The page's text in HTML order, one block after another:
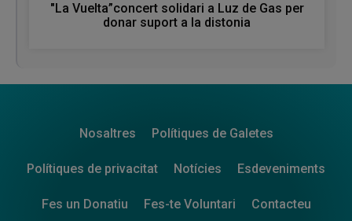
"La Vuelta”concert solidari a Luz de Gas per
donar suport a la distonia
Nosaltres Polítiques de Galetes
Polítiques de privacitat Notícies Esdeveniments
Fes un Donatiu Fes-te Voluntari Contacteu